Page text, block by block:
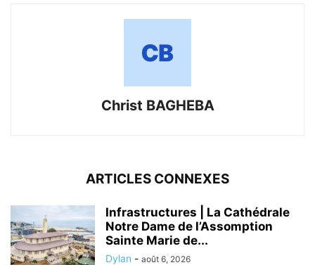
Christ BAGHEBA
ARTICLES CONNEXES
Infrastructures | La Cathédrale
Notre Dame de l’Assomption
Sainte Marie de...
Dylan - août 6, 2026